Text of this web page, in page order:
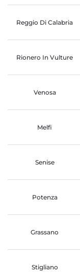
Reggio Di Calabria
Rionero In Vulture
Venosa
Melfi
Senise
Potenza
Grassano
Stigliano